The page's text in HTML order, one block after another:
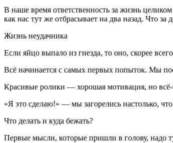
В наше время ответственность за жизнь
как нас тут же отбрасывает на два назад. Что
Жизнь неудачника
Если яйцо выпало из гнезда, то оно, скорее
Всё начинается с самых первых попыток. Мы
Красивые ролики — хорошая мотивация, но
«Я это сделаю!» — мы загорелись настолько,
Что делать и куда бежать?
Первые мысли, которые пришли в голову, надо